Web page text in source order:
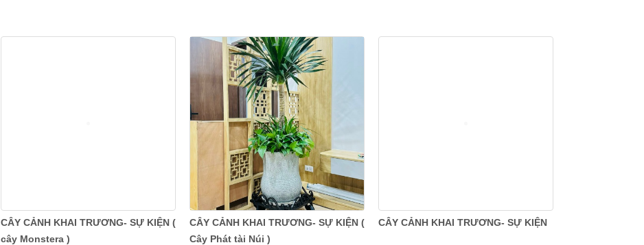
CÂY CẢNH KHAI TRƯƠNG- SỰ KIỆN (
cây Monstera )
CÂY CẢNH KHAI TRƯƠNG- SỰ KIỆN (
Cây Phát tài Núi )
CÂY CẢNH KHAI TRƯƠNG- SỰ KIỆN